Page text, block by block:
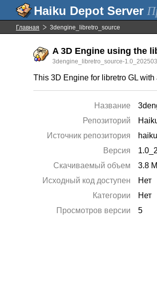
Главная 3dengine_libretro_source
A 3D Engine using the
3dengine_libretro_source-
This 3D Engine for libretro GL
Название
Репозиторий
Источник репозитория
Версия
Скачиваемый объем
3.8
Исходный код доступен
Нет
Категории
Нет
Просмотров версии
5